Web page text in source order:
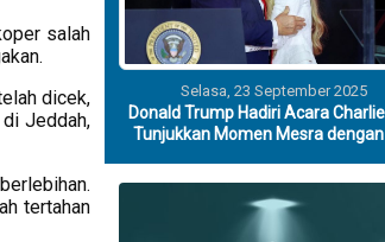
salah
dicek,
di Jeddah,
tertahan
Selasa, 23 September 2025
Donald Trump Hadiri Acara
Tunjukkan Momen Mesra